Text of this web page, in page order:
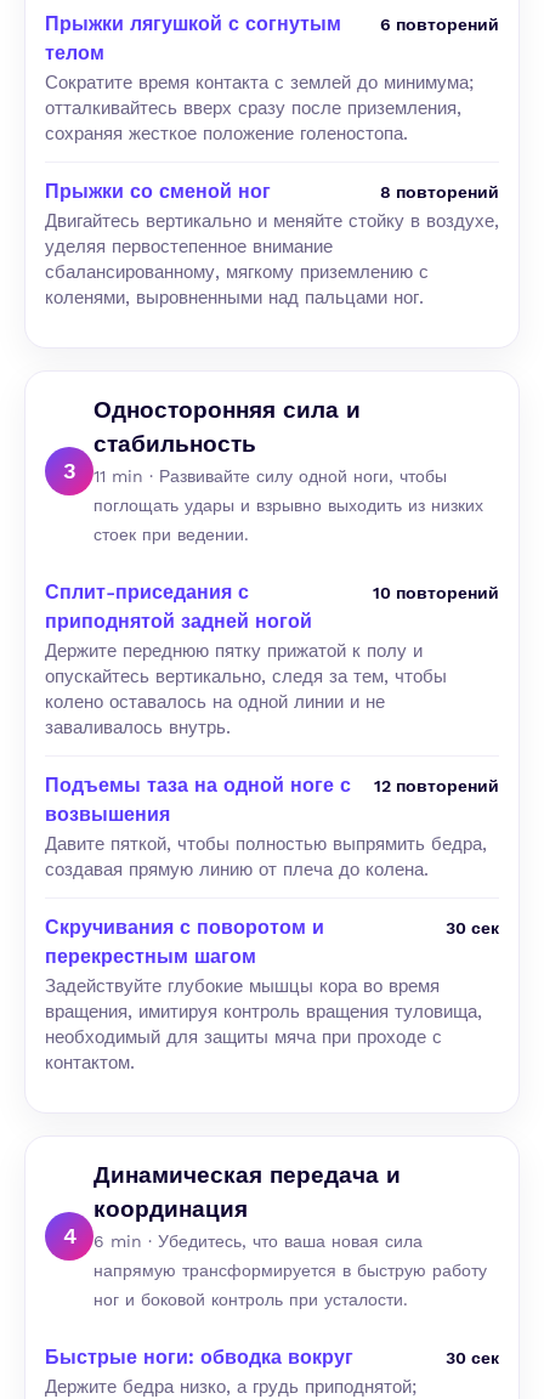
Прыжки лягушкой с согнутым
телом
6 повторений
Сократите время контакта с землей до минимума;
отталкивайтесь вверх сразу после приземления,
сохраняя жесткое положение голеностопа.
Прыжки со сменой ног 8 повторений
Двигайтесь вертикально и меняйте стойку в воздухе,
уделяя первостепенное внимание
сбалансированному, мягкому приземлению с
коленями, выровненными над пальцами ног.
3
Односторонняя сила и
стабильность
11 min · Развивайте силу одной ноги, чтобы
поглощать удары и взрывно выходить из низких
стоек при ведении.
Сплит-приседания с
приподнятой задней ногой
10 повторений
Держите переднюю пятку прижатой к полу и
опускайтесь вертикально, следя за тем, чтобы
колено оставалось на одной линии и не
заваливалось внутрь.
Подъемы таза на одной ноге с
возвышения
12 повторений
Давите пяткой, чтобы полностью выпрямить бедра,
создавая прямую линию от плеча до колена.
Скручивания с поворотом и
перекрестным шагом
30 сек
Задействуйте глубокие мышцы кора во время
вращения, имитируя контроль вращения туловища,
необходимый для защиты мяча при проходе с
контактом.
4
Динамическая передача и
координация
6 min · Убедитесь, что ваша новая сила
напрямую трансформируется в быструю работу
ног и боковой контроль при усталости.
Быстрые ноги: обводка вокруг 30 сек
Держите бедра низко, а грудь приподнятой;